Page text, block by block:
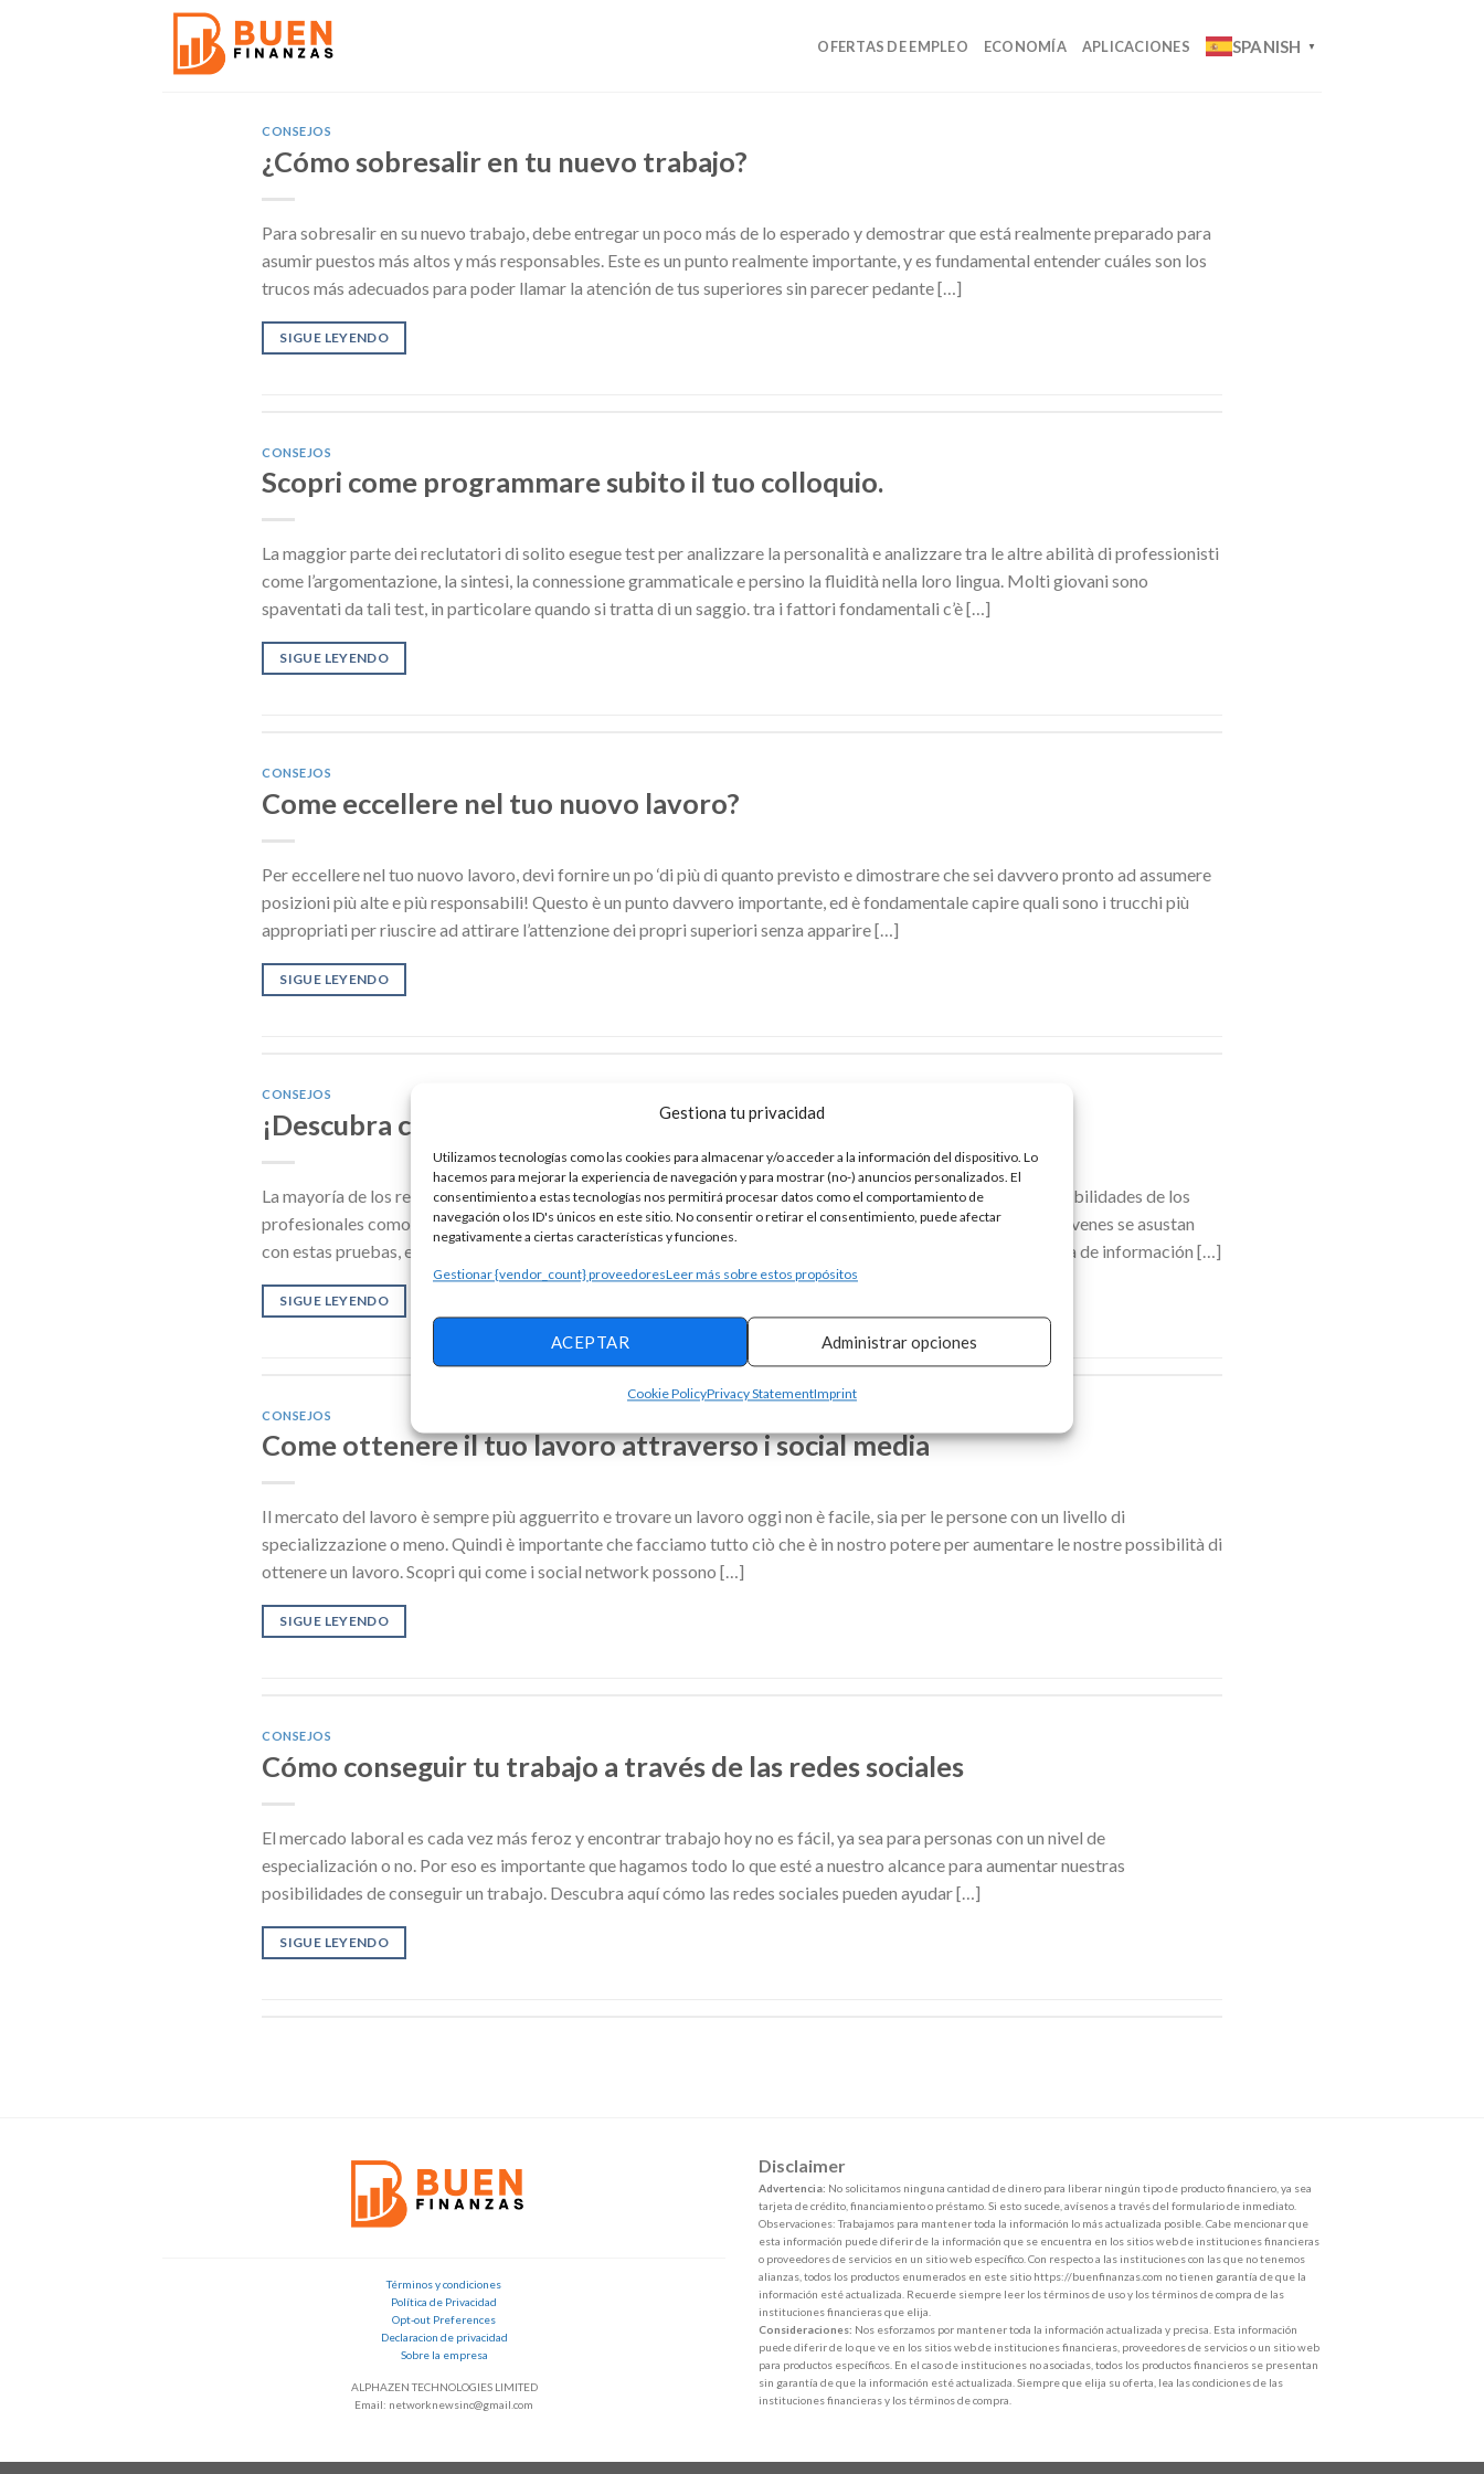
Gestiona tu privacidad
Utilizamos tecnologías como las cookies para almacenar y/o acceder a la información del dispositivo. Lo
hacemos para mejorar la experiencia de navegación y para mostrar (no-) anuncios personalizados. El
consentimiento a estas tecnologías nos permitirá procesar datos como el comportamiento de
navegación o los ID's únicos en este sitio. No consentir o retirar el consentimiento, puede afectar
negativamente a ciertas características y funciones.
Gestionar {vendor_count} proveedoresLeer más sobre estos propósitos
ACEPTAR Administrar opciones
Cookie PolicyPrivacy StatementImprint
OFERTAS DE EMPLEO ECONOMÍA APLICACIONES SPANISH ▼
CONSEJOS
¿Cómo sobresalir en tu nuevo trabajo?
Para sobresalir en su nuevo trabajo, debe entregar un poco más de lo esperado y demostrar que está realmente preparado para
asumir puestos más altos y más responsables. Este es un punto realmente importante, y es fundamental entender cuáles son los
trucos más adecuados para poder llamar la atención de tus superiores sin parecer pedante […]
SIGUE LEYENDO
CONSEJOS
Scopri come programmare subito il tuo colloquio.
La maggior parte dei reclutatori di solito esegue test per analizzare la personalità e analizzare tra le altre abilità di professionisti
come l’argomentazione, la sintesi, la connessione grammaticale e persino la fluidità nella loro lingua. Molti giovani sono
spaventati da tali test, in particolare quando si tratta di un saggio. tra i fattori fondamentali c’è […]
SIGUE LEYENDO
CONSEJOS
Come eccellere nel tuo nuovo lavoro?
Per eccellere nel tuo nuovo lavoro, devi fornire un po ‘di più di quanto previsto e dimostrare che sei davvero pronto ad assumere
posizioni più alte e più responsabili! Questo è un punto davvero importante, ed è fondamentale capire quali sono i trucchi più
appropriati per riuscire ad attirare l’attenzione dei propri superiori senza apparire […]
SIGUE LEYENDO
CONSEJOS
¡Descubra cómo programar su entrevista ahora mismo!
La mayoría de los reclutadores suelen ejecutar pruebas para analizar la personalidad y analizar entre otras habilidades de los
profesionales como la argumentación, síntesis, conexión gramatical e incluso fluidez en su lenguaje. Varios jóvenes se asustan
con estas pruebas, especialmente cuando se trata de un ensayo. entre los factores fundamentales está la falta de información […]
SIGUE LEYENDO
CONSEJOS
Come ottenere il tuo lavoro attraverso i social media
Il mercato del lavoro è sempre più agguerrito e trovare un lavoro oggi non è facile, sia per le persone con un livello di
specializzazione o meno. Quindi è importante che facciamo tutto ciò che è in nostro potere per aumentare le nostre possibilità di
ottenere un lavoro. Scopri qui come i social network possono […]
SIGUE LEYENDO
CONSEJOS
Cómo conseguir tu trabajo a través de las redes sociales
El mercado laboral es cada vez más feroz y encontrar trabajo hoy no es fácil, ya sea para personas con un nivel de
especialización o no. Por eso es importante que hagamos todo lo que esté a nuestro alcance para aumentar nuestras
posibilidades de conseguir un trabajo. Descubra aquí cómo las redes sociales pueden ayudar […]
SIGUE LEYENDO
Términos y condiciones
Política de Privacidad
Opt-out Preferences
Declaracion de privacidad
Sobre la empresa
ALPHAZEN TECHNOLOGIES LIMITED
Email: networknewsinc@gmail.com
Disclaimer
Advertencia: No solicitamos ninguna cantidad de dinero para liberar ningún tipo de producto financiero, ya sea
tarjeta de crédito, financiamiento o préstamo. Si esto sucede, avísenos a través del formulario de inmediato.
Observaciones: Trabajamos para mantener toda la información lo más actualizada posible. Cabe mencionar que
esta información puede diferir de la información que se encuentra en los sitios web de instituciones financieras
o proveedores de servicios en un sitio web específico. Con respecto a las instituciones con las que no tenemos
alianzas, todos los productos enumerados en este sitio https://buenfinanzas.com no tienen garantía de que la
información esté actualizada. Recuerde siempre leer los términos de uso y los términos de compra de las
instituciones financieras que elija.
Consideraciones: Nos esforzamos por mantener toda la información actualizada y precisa. Esta información
puede diferir de lo que ve en los sitios web de instituciones financieras, proveedores de servicios o un sitio web
para productos específicos. En el caso de instituciones no asociadas, todos los productos financieros se presentan
sin garantía de que la información esté actualizada. Siempre que elija su oferta, lea las condiciones de las
instituciones financieras y los términos de compra.